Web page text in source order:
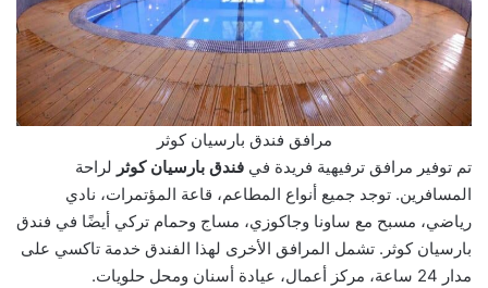
مرافق فندق بارسيان كوثر
تم توفير مرافق ترفيهية فريدة في فندق بارسيان كوثر لراحة
المسافرين. توجد جميع أنواع المطاعم، قاعة المؤتمرات، نادي
رياضي، مسبح مع ساونا وجاكوزي، مساج وحمام تركي أيضًا في فندق
بارسيان كوثر. تشمل المرافق الأخرى لهذا الفندق خدمة تاكسي على
مدار 24 ساعة، مركز أعمال، عيادة أسنان ومحل حلويات.